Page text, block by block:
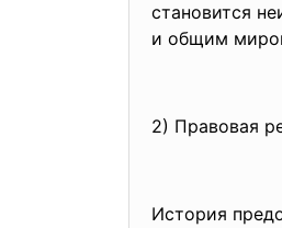
становится
и общим
2) Правовая
История